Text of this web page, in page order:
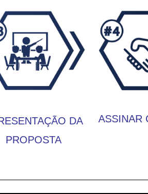
DA
PROPOSTA
ASSINAR